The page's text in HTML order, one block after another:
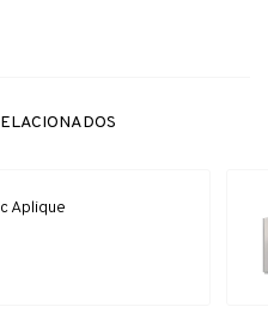
Aplique